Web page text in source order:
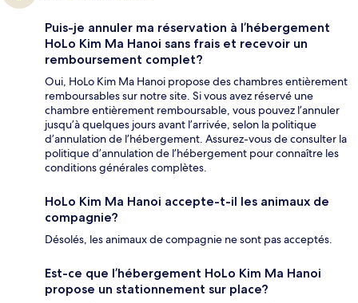
Puis-je annuler ma réservation à l’hébergement
HoLo Kim Ma Hanoi sans frais et recevoir un
remboursement complet?
Oui, HoLo Kim Ma Hanoi propose des chambres entièrement
remboursables sur notre site. Si vous avez réservé une
chambre entièrement remboursable, vous pouvez l’annuler
jusqu’à quelques jours avant l’arrivée, selon la politique
d’annulation de l’hébergement. Assurez-vous de consulter la
politique d’annulation de l’hébergement pour connaître les
conditions générales complètes.
HoLo Kim Ma Hanoi accepte-t-il les animaux de
compagnie?
Désolés, les animaux de compagnie ne sont pas acceptés.
Est-ce que l’hébergement HoLo Kim Ma Hanoi
propose un stationnement sur place?